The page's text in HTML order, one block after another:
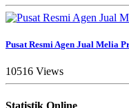
Pusat Resmi Agen Jual Melia
10516 Views
Statistik Online